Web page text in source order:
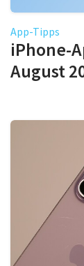
App-Tipps
iPhone-
August